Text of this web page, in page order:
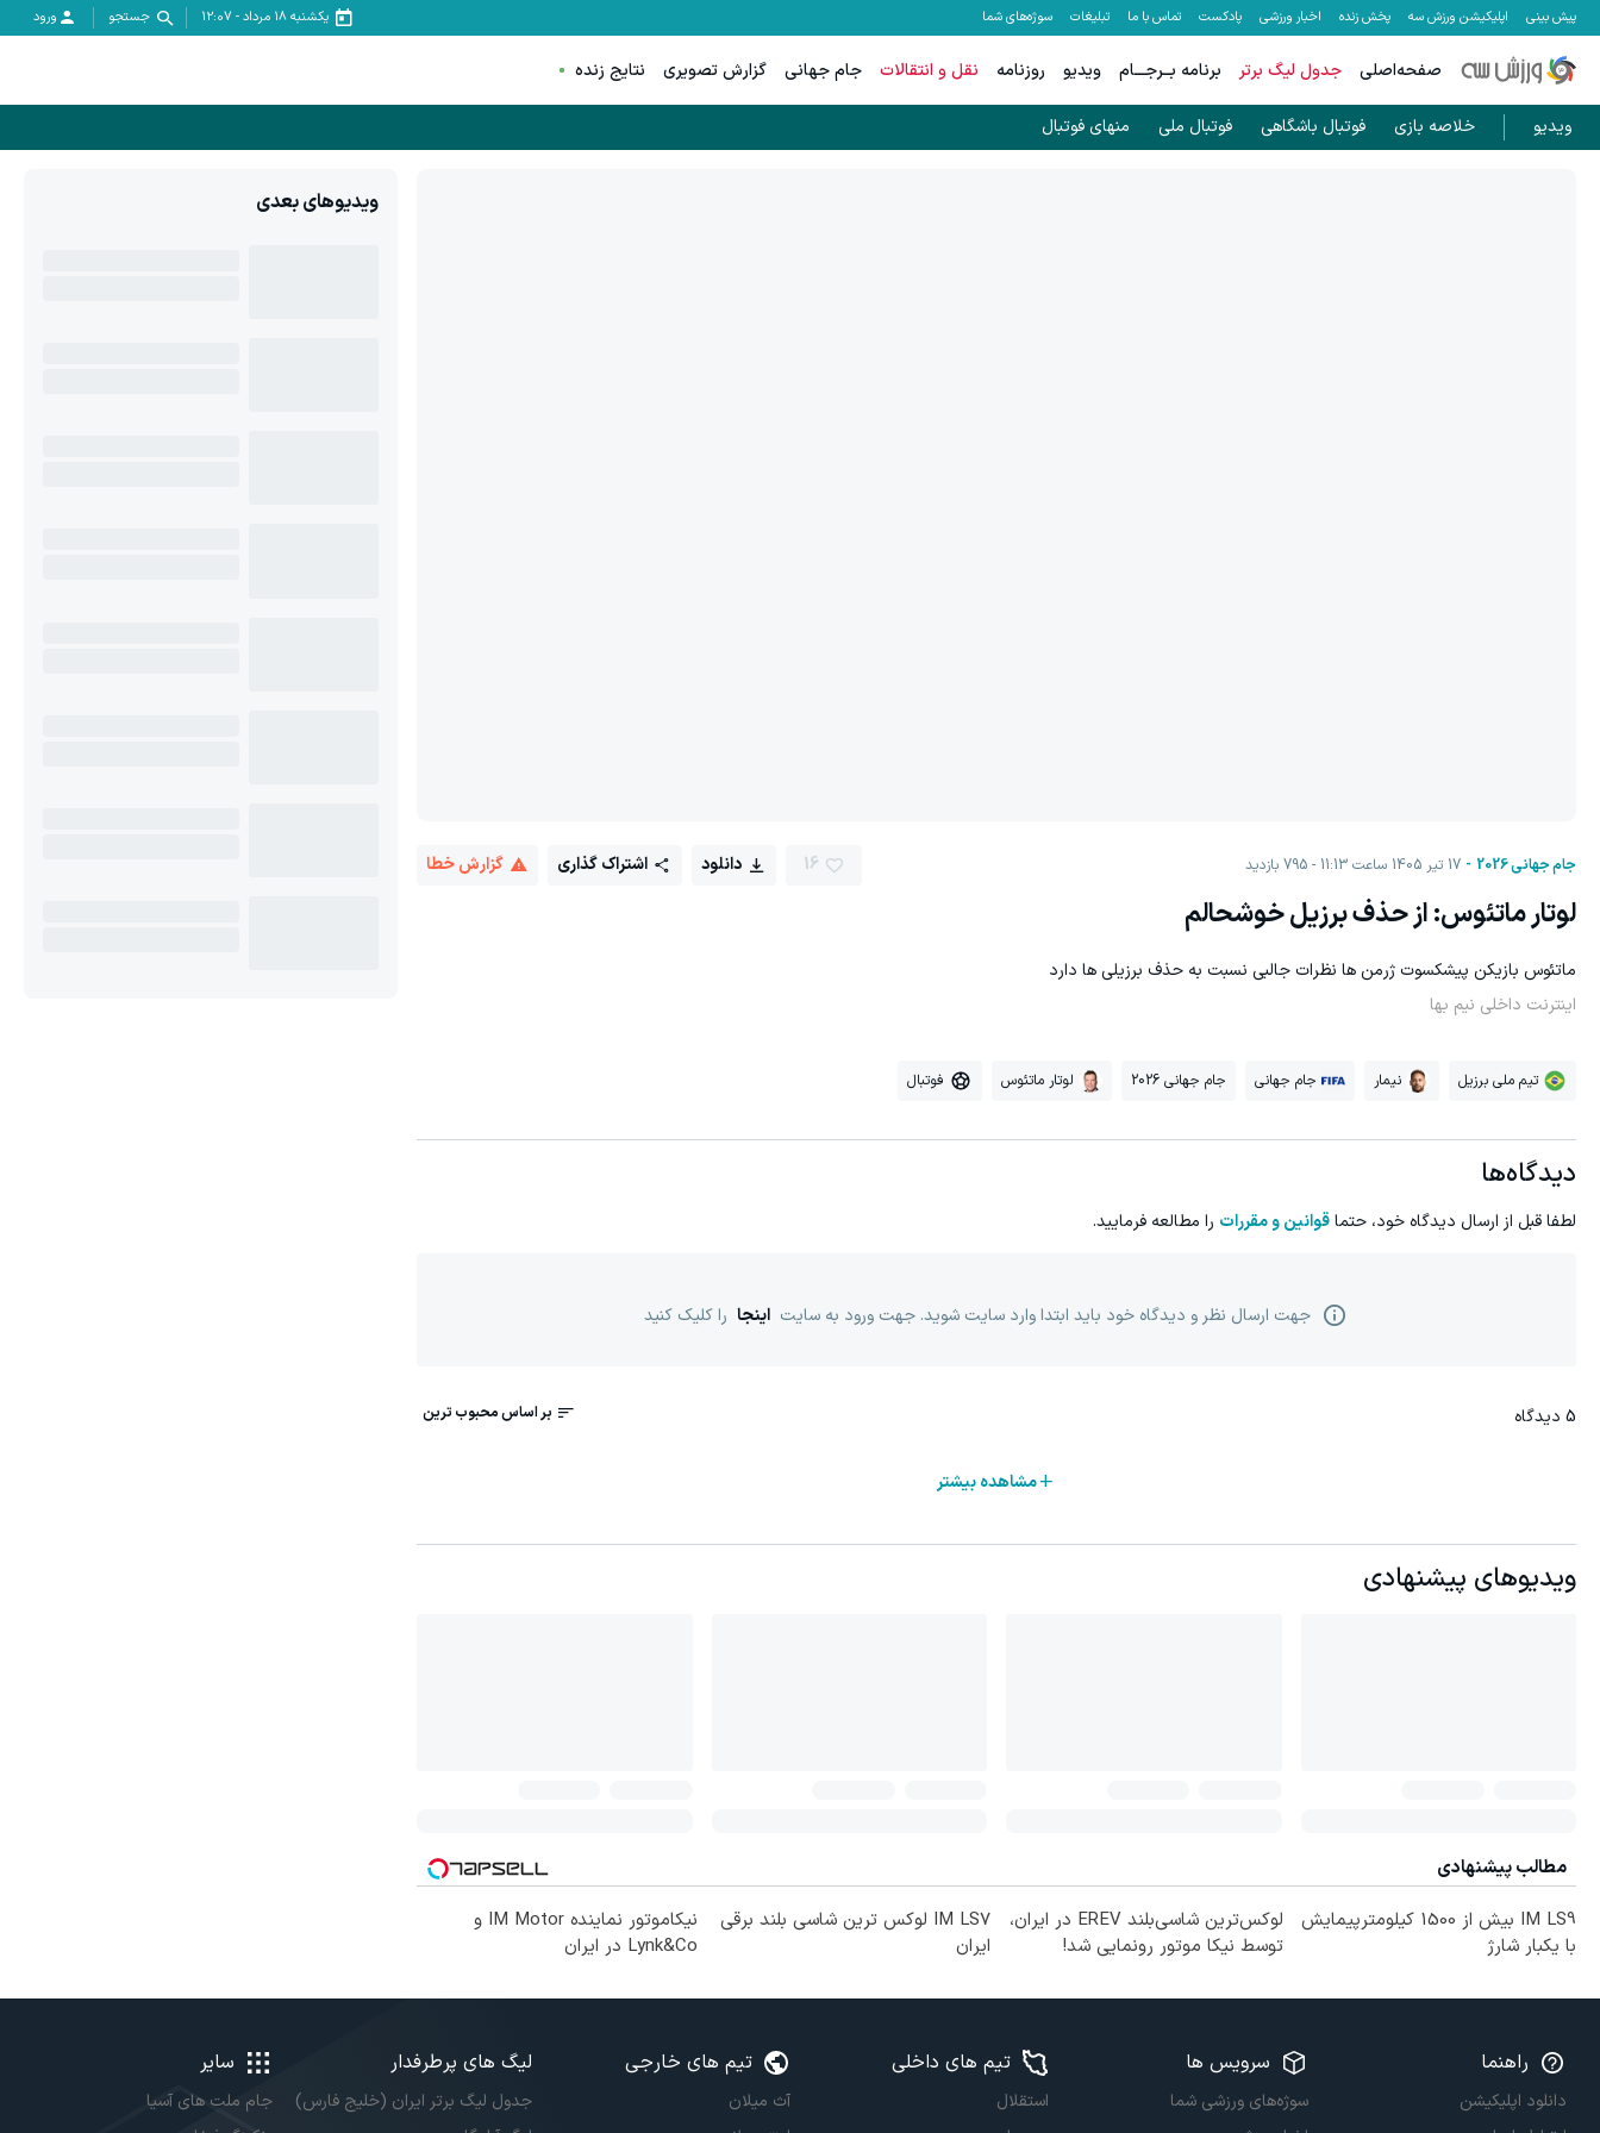
پیش بینی اپلیکیشن ورزش سه پخش زنده اخبار ورزشی پادکست تماس با ما تبلیغات سوژه‌های شما یکشنبه ۱۸ مرداد -
12:07 جستجو ورود
صفحه‌اصلی جدول لیگ برتر برنامه بــرجـــام ویدیو روزنامه نقل و انتقالات جام جهانی گزارش تصویری نتایج زنده
ویدیو خلاصه بازی فوتبال باشگاهی فوتبال ملی منهای فوتبال
جام جهانی 2026 17 تیر 1405 ساعت 11:13 795 بازدید 16 دانلود اشتراک گذاری گزارش خطا
لوتار ماتئوس: از حذف برزیل خوشحالم
ماتئوس بازیکن پیشکسوت ژرمن ها نظرات جالبی نسبت به حذف برزیلی ها دارد
اینترنت داخلی نیم بها
تیم ملی برزیل نیمار جام جهانی جام جهانی 2026 لوتار ماتئوس فوتبال
دیدگاه‌ها
لطفا قبل از ارسال دیدگاه خود، حتماقوانین و مقررات را مطالعه فرمایید.
جهت ارسال نظر و دیدگاه خود باید ابتدا وارد سایت شوید. جهت ورود به سایت اینجا را کلیک کنید
5 دیدگاه
مشاهده بیشتر
ویدیوهای پیشنهادی
مطالب پیشنهادی
IM LS9 بیش از 1500 کیلومترپیمایش
با یکبار شارژ
لوکس‌ترین شاسی‌بلند EREV در ایران،
توسط نیکا موتور رونمایی شد!
IM LS7 لوکس ترین شاسی بلند برقی
ایران
نیکاموتور نماینده IM Motor و
Lynk&Co در ایران
ویدیوهای بعدی
راهنما
دانلود اپلیکیشن
سرویس ها
سوژه‌های ورزشی شما
تیم های داخلی
استقلال
تیم های خارجی
آث میلان
لیگ های پرطرفدار
جدول لیگ برتر ایران (خلیج فارس)
سایر
جام ملت های آسیا